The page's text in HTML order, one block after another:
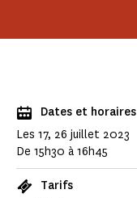
Dates et horaires
Les 17, 26 juillet 2023
De 15h30 à 16h45
Tarifs